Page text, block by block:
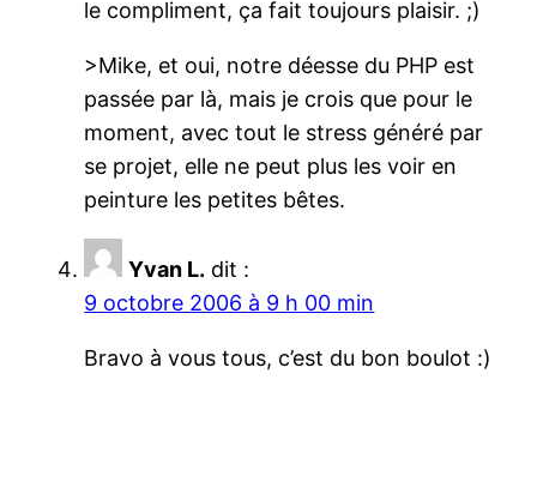
le compliment, ça fait toujours plaisir. ;)
>Mike, et oui, notre déesse du PHP est
passée par là, mais je crois que pour le
moment, avec tout le stress généré par
se projet, elle ne peut plus les voir en
peinture les petites bêtes.
Yvan L. dit :
9 octobre 2006 à 9 h 00 min
Bravo à vous tous, c’est du bon boulot :)